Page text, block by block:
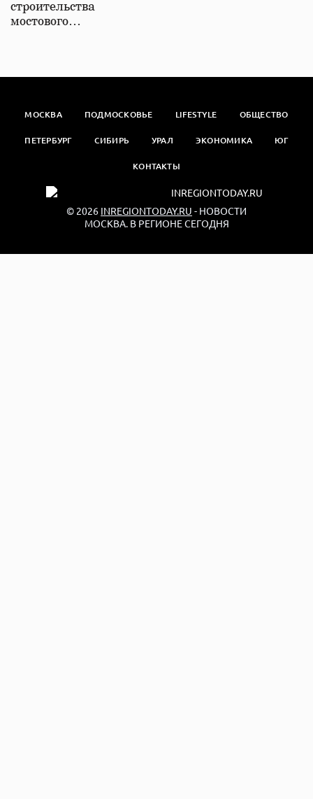
строительства
мостового…
МОСКВА ПОДМОСКОВЬЕ LIFESTYLE ОБЩЕСТВО
ПЕТЕРБУРГ СИБИРЬ УРАЛ ЭКОНОМИКА ЮГ
КОНТАКТЫ
© 2026 INREGIONTODAY.RU - НОВОСТИ
МОСКВА. В РЕГИОНЕ СЕГОДНЯ